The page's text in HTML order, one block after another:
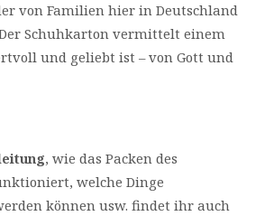
von Familien hier in Deutschland
Schuhkarton vermittelt einem
und geliebt ist – von Gott und
, wie das Packen des
welche Dinge
können usw. findet ihr auch